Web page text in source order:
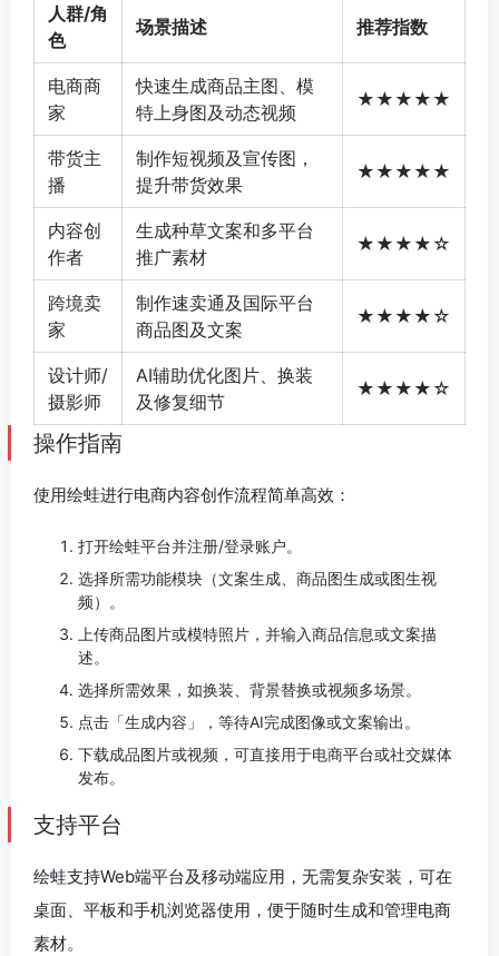
人群/角
色
场景描述 推荐指数
电商商
家
快速生成商品主图、模
特上身图及动态视频
★★★★★
带货主
播
制作短视频及宣传图，
提升带货效果
★★★★★
内容创
作者
生成种草文案和多平台
推广素材
★★★★☆
跨境卖
家
制作速卖通及国际平台
商品图及文案
★★★★☆
设计师/
摄影师
AI辅助优化图片、换装
及修复细节
★★★★☆
操作指南
使用绘蛙进行电商内容创作流程简单高效：
打开绘蛙平台并注册/登录账户。
选择所需功能模块（文案生成、商品图生成或图生视
频）。
上传商品图片或模特照片，并输入商品信息或文案描
述。
选择所需效果，如换装、背景替换或视频多场景。
点击「生成内容」，等待AI完成图像或文案输出。
下载成品图片或视频，可直接用于电商平台或社交媒体
发布。
支持平台
绘蛙支持Web端平台及移动端应用，无需复杂安装，可在
桌面、平板和手机浏览器使用，便于随时生成和管理电商
素材。